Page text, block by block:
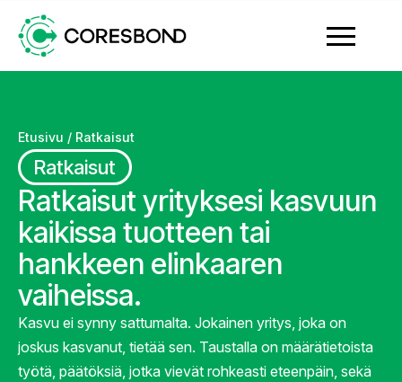
Etusivu / Ratkaisut
Ratkaisut
Ratkaisut yrityksesi kasvuun
kaikissa tuotteen tai
hankkeen elinkaaren
vaiheissa.
Kasvu ei synny sattumalta. Jokainen yritys, joka on
joskus kasvanut, tietää sen. Taustalla on määrätietoista
työtä, päätöksiä, jotka vievät rohkeasti eteenpäin, sekä